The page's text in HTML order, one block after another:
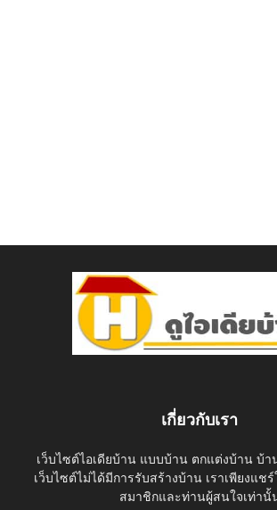
เกี่ยวกับเรา
เว็บไซต์ไอเดียบ้าน แบบบ้าน ตกแต่งบ้าน บ้
เว็บไซต์ไม่ได้มีการรับสร้างบ้าน เราเพียงแช
สมาชิกและท่านผู้สนใจเท่านั้